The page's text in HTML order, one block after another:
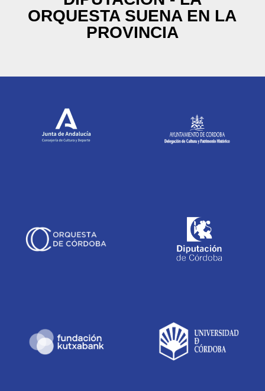
ORQUESTA SUENA EN LA
PROVINCIA